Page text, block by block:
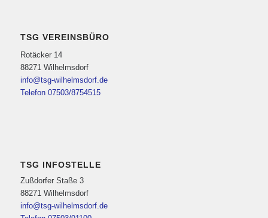
TSG VEREINSBÜRO
Rotäcker 14
88271 Wilhelmsdorf
info@tsg-wilhelmsdorf.de
Telefon 07503/8754515
TSG INFOSTELLE
Zußdorfer Staße 3
88271 Wilhelmsdorf
info@tsg-wilhelmsdorf.de